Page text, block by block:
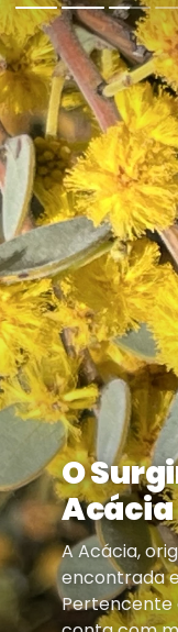
O
Acácia
A Acácia,
encontrada
Pertencente